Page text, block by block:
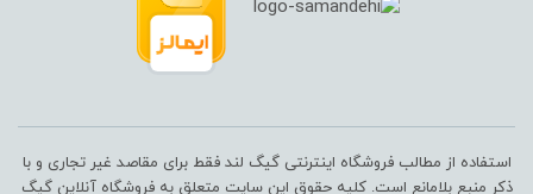
استفاده از مطالب فروشگاه اینترنتی گیگ لند فقط برای مقاصد غیر تجاری و با
ذکر منبع بلامانع است. کلیه حقوق این سایت متعلق به فروشگاه آنلاین گیگ